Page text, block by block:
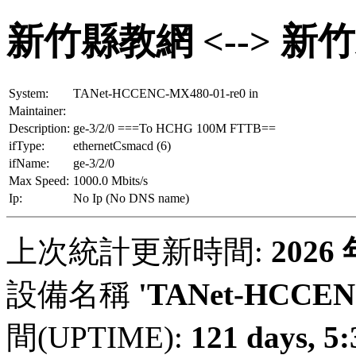
新竹縣教網 <--> 新
System:
TANet-HCCENC-MX480-01-re0 in
Maintainer:
Description: ge-3/2/0 ===To HCHG 100M FTTB==
ifType:
ethernetCsmacd (6)
ifName:
ge-3/2/0
Max Speed: 1000.0 Mbits/s
Ip:
No Ip (No DNS name)
上次統計更新時間: 2026
設備名稱 'TANet-
間(UPTIME): 121 days,